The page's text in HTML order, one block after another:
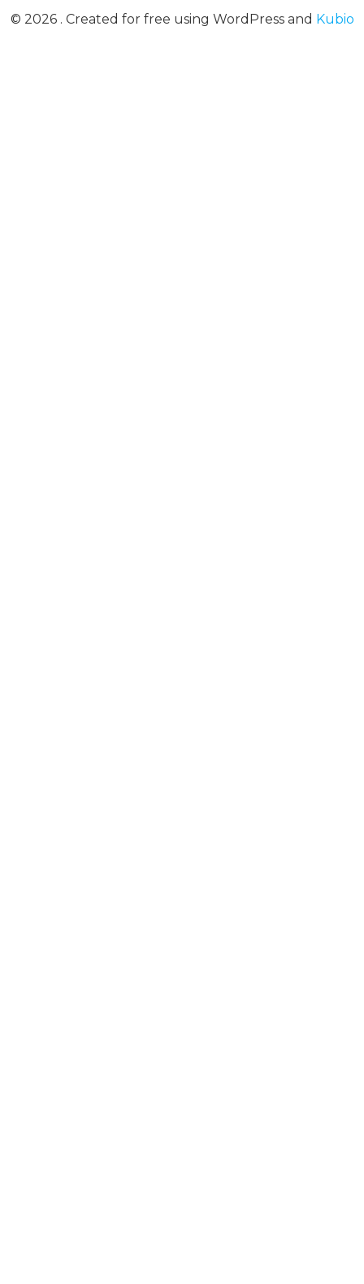
© 2026 . Created for free using WordPress and Kubio